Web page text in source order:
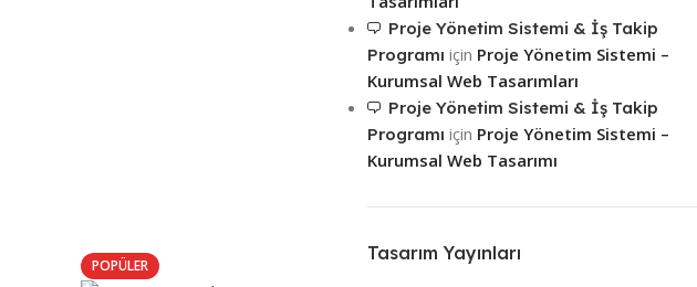
POPÜLER
Proje Yönetim Sistemi & İş Takip
Programı için Proje Yönetim Sistemi –
Kurumsal Web Tasarımları
Proje Yönetim Sistemi & İş Takip
Programı için Proje Yönetim Sistemi –
Kurumsal Web Tasarımı
Tasarım Yayınları